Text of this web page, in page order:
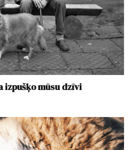
izpušķo mūsu dzīvi